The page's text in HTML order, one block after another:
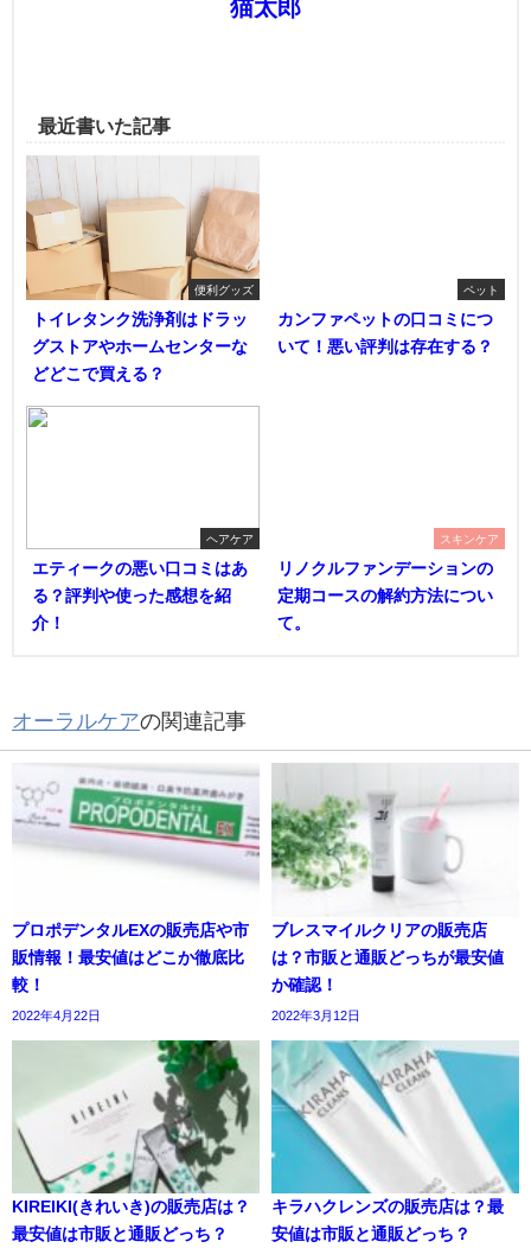
猫太郎
最近書いた記事
便利グッズ
トイレタンク洗浄剤はドラッ
グストアやホームセンターな
どどこで買える？
ペット
カンファペットの口コミにつ
いて！悪い評判は存在する？
ヘアケア
エティークの悪い口コミはあ
る？評判や使った感想を紹
介！
スキンケア
リノクルファンデーションの
定期コースの解約方法につい
て。
オーラルケアの関連記事
プロポデンタルEXの販売店や市
販情報！最安値はどこか徹底比
較！
2022年4月22日
ブレスマイルクリアの販売店
は？市販と通販どっちが最安値
か確認！
2022年3月12日
KIREIKI(きれいき)の販売店は？
最安値は市販と通販どっち？
キラハクレンズの販売店は？最
安値は市販と通販どっち？